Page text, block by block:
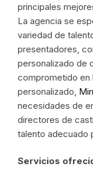
principales
La agencia se
variedad de
presentadores,
personalizado de
comprometido en
personalizado,
necesidades de
directores de
talento adecuado
Servicios